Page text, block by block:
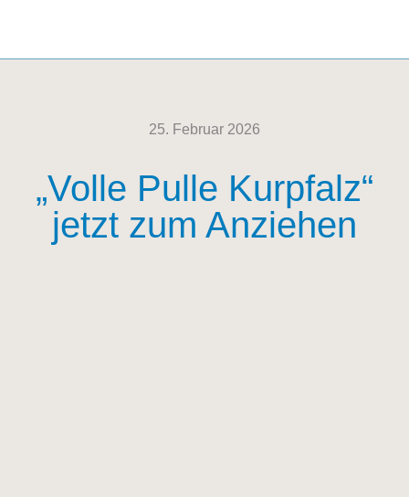
25. Februar 2026
„Volle Pulle Kurpfalz“
jetzt zum Anziehen